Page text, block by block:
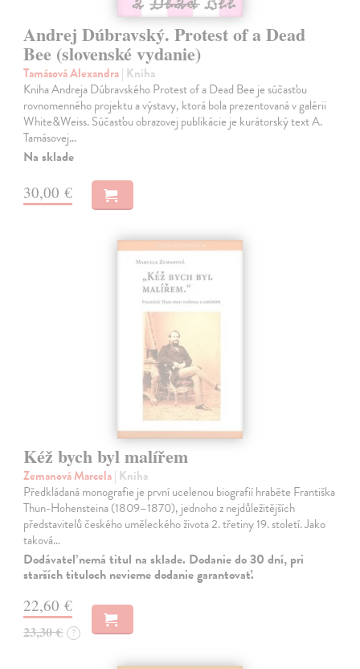
Andrej Dúbravský. Protest of a Dead
Bee (slovenské vydanie)
Tamásová Alexandra| Kniha
Kniha Andreja Dúbravského Protest of a Dead Bee je súčasťou
rovnomenného projektu a výstavy, ktorá bola prezentovaná v galérii
White&Weiss. Súčasťou obrazovej publikácie je kurátorský text A.
Tamásovej…
Na sklade
30,00 €
Kéž bych byl malířem
Zemanová Marcela| Kniha
Předkládaná monografie je první ucelenou biografií hraběte Františka
Thun-Hohensteina (1809–1870), jednoho z nejdůležitějších
představitelů českého uměleckého života 2. třetiny 19. století. Jako
taková…
Dodávateľ nemá titul na sklade. Dodanie do 30 dní, pri
starších tituloch nevieme dodanie garantovať.
22,60 €
23,30 € ?